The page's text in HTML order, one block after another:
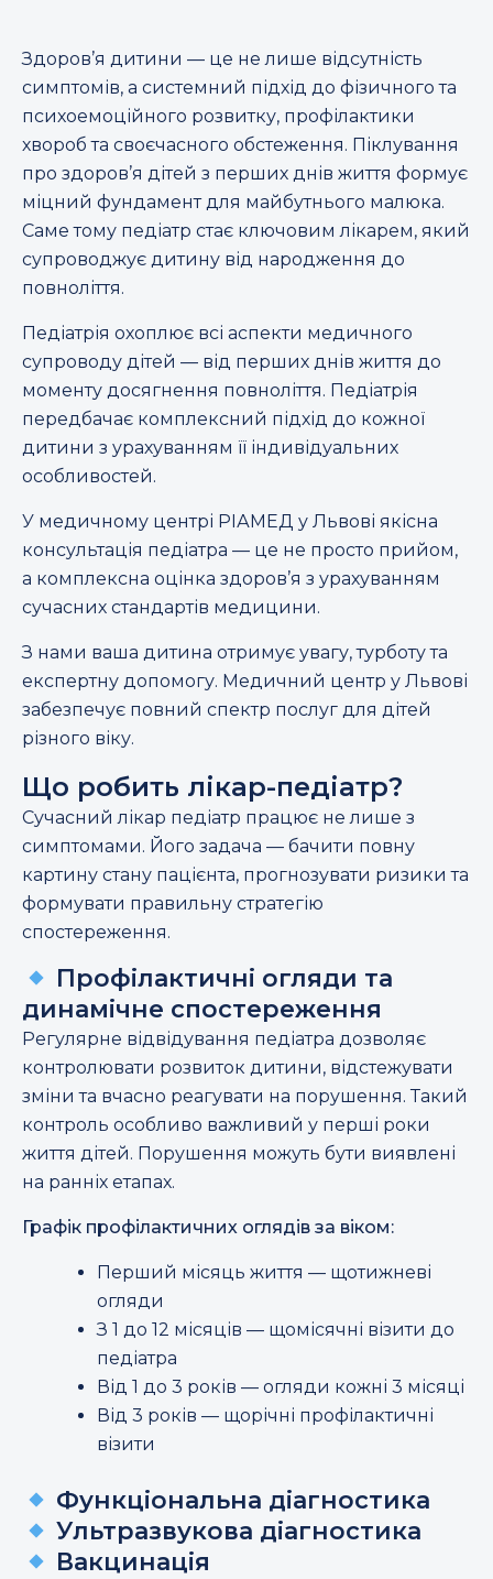
Здоров’я дитини — це не лише відсутність
симптомів, а системний підхід до фізичного та
психоемоційного розвитку, профілактики
хвороб та своєчасного обстеження. Піклування
про здоров’я дітей з перших днів життя формує
міцний фундамент для майбутнього малюка.
Саме тому педіатр стає ключовим лікарем, який
супроводжує дитину від народження до
повноліття.
Педіатрія охоплює всі аспекти медичного
супроводу дітей — від перших днів життя до
моменту досягнення повноліття. Педіатрія
передбачає комплексний підхід до кожної
дитини з урахуванням її індивідуальних
особливостей.
У медичному центрі РІАМЕД у Львові якісна
консультація педіатра — це не просто прийом,
а комплексна оцінка здоров’я з урахуванням
сучасних стандартів медицини.
З нами ваша дитина отримує увагу, турботу та
експертну допомогу. Медичний центр у Львові
забезпечує повний спектр послуг для дітей
різного віку.
Що робить лікар-педіатр?
Сучасний лікар педіатр працює не лише з
симптомами. Його задача — бачити повну
картину стану пацієнта, прогнозувати ризики та
формувати правильну стратегію
спостереження.
Профілактичні огляди та
динамічне спостереження
Регулярне відвідування педіатра дозволяє
контролювати розвиток дитини, відстежувати
зміни та вчасно реагувати на порушення. Такий
контроль особливо важливий у перші роки
життя дітей. Порушення можуть бути виявлені
на ранніх етапах.
Графік профілактичних оглядів за віком:
Перший місяць життя — щотижневі
огляди
З 1 до 12 місяців — щомісячні візити до
педіатра
Від 1 до 3 років — огляди кожні 3 місяці
Від 3 років — щорічні профілактичні
візити
Функціональна діагностика
Ультразвукова діагностика
Вакцинація